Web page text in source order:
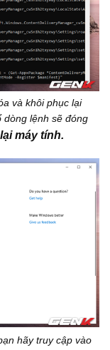
và khôi phục lại
dòng lệnh sẽ đóng
máy tính.
hãy truy cập vào